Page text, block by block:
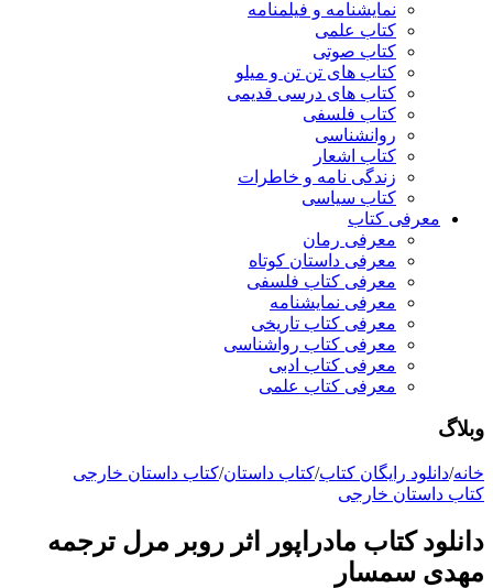
نمایشنامه و فیلمنامه
کتاب علمی
کتاب صوتی
کتاب های تن تن و میلو
کتاب های درسی قدیمی
کتاب فلسفی
روانشناسی
کتاب اشعار
زندگی نامه و خاطرات
کتاب سیاسی
معرفی کتاب
معرفی رمان
معرفی داستان کوتاه
معرفی کتاب فلسفی
معرفی نمایشنامه
معرفی کتاب تاریخی
معرفی کتاب رواشناسی
معرفی کتاب ادبی
معرفی کتاب علمی
وبلاگ
خانه/دانلود رایگان کتاب/کتاب داستان/کتاب داستان خارجی
کتاب داستان خارجی
دانلود کتاب مادراپور اثر روبر مرل ترجمه
مهدی سمسار